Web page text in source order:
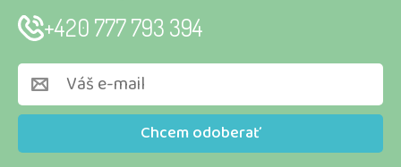
Chcem odoberať
+420 777 793 394